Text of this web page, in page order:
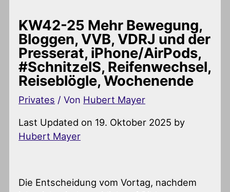
KW42-25 Mehr Bewegung,
Bloggen, VVB, VDRJ und der
Presserat, iPhone/AirPods,
#SchnitzelS, Reifenwechsel,
Reiseblögle, Wochenende
Privates / Von Hubert Mayer
Last Updated on 19. Oktober 2025 by
Hubert Mayer
Die Entscheidung vom Vortag, nachdem